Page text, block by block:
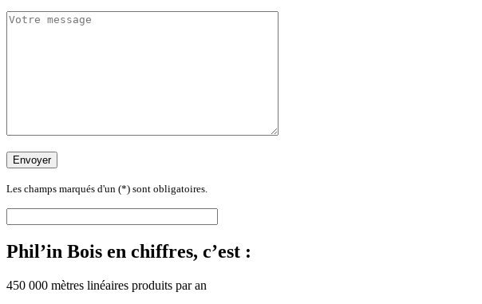
Les champs marqués d'un (*) sont obligatoires.
Phil’in Bois en chiffres, c’est :
450 000 mètres linéaires produits par an